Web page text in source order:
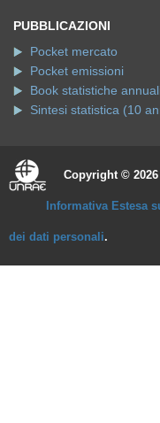
PUBBLICAZIONI
Pocket mercato
Pocket emissioni
Book statistiche
Sintesi statistica (10
Copyright ©
Informativa Estesa
dei dati personali.